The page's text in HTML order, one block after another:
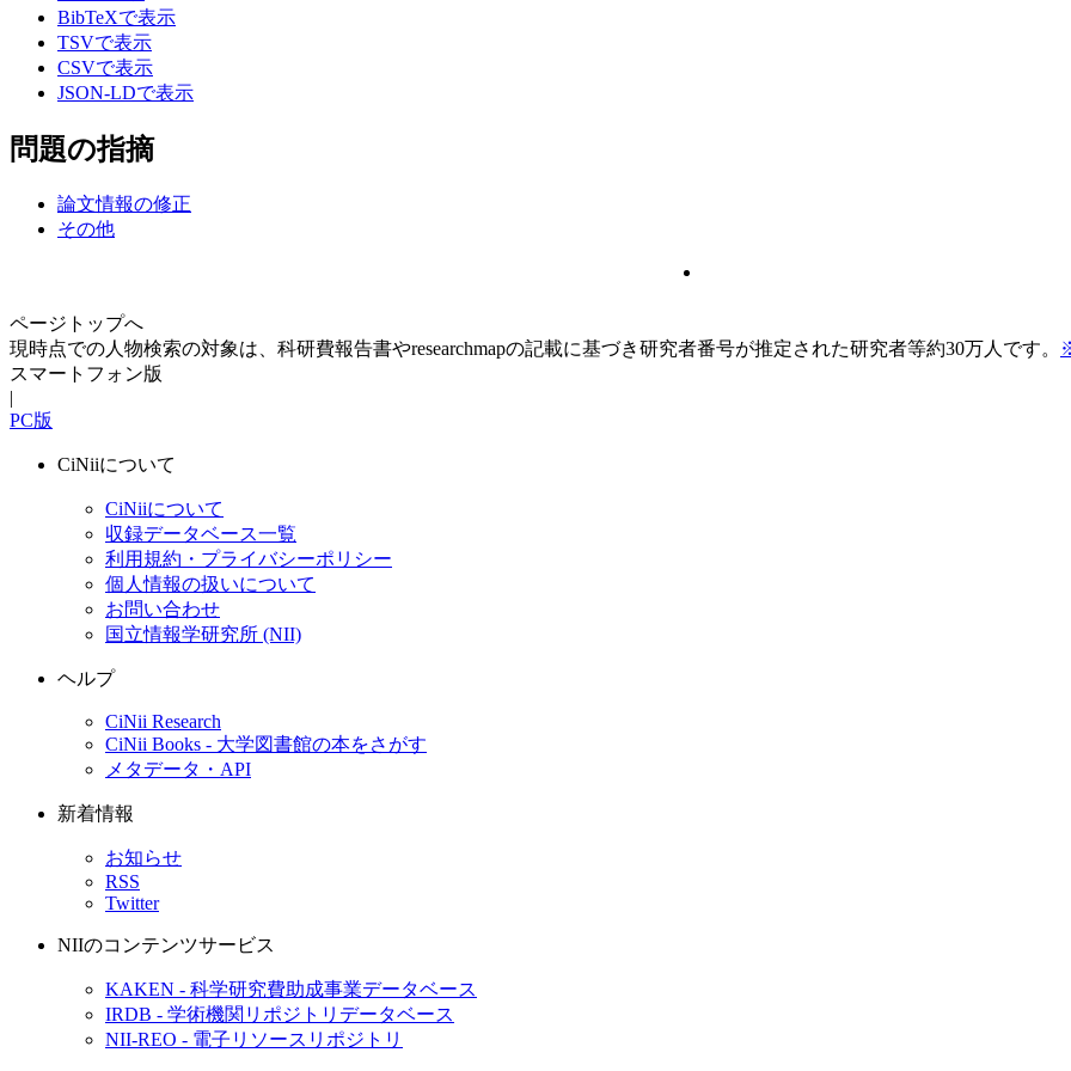
BibTeXで表示
TSVで表示
CSVで表示
JSON-LDで表示
問題の指摘
論文情報の修正
その他
ページトップへ
現時点での人物検索の対象は、科研費報告書やresearchmapの記載に基づき研究者番号が推定された研究者等約30万人です。
スマートフォン版
|
PC版
CiNiiについて
CiNiiについて
収録データベース一覧
利用規約・プライバシーポリシー
個人情報の扱いについて
お問い合わせ
国立情報学研究所 (NII)
ヘルプ
CiNii Research
CiNii Books - 大学図書館の本をさがす
メタデータ・API
新着情報
お知らせ
RSS
Twitter
NIIのコンテンツサービス
KAKEN - 科学研究費助成事業データベース
IRDB - 学術機関リポジトリデータベース
NII-REO - 電子リソースリポジトリ